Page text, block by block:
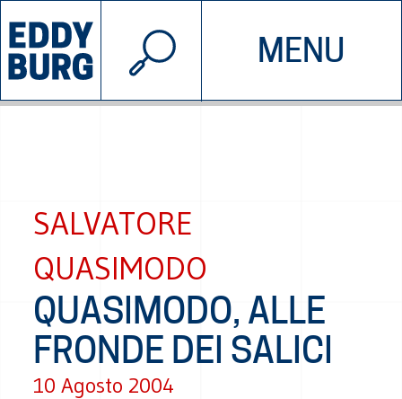
MENU
INIZIATIVE CHI SIAMO
© 2026 EDDYBURG
SALVATORE
QUASIMODO
QUASIMODO, ALLE
FRONDE DEI SALICI
10 Agosto 2004